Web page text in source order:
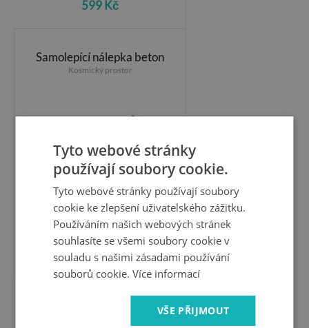
599 Kč
Samolepící nálepka beton
Kosmický prostor
599 Kč
Foto fotografie díra na zeď
Tyto webové stránky
používají soubory cookie.
Tyto webové stránky používají soubory
cookie ke zlepšení uživatelského zážitku.
Používáním našich webových stránek
souhlasíte se všemi soubory cookie v
souladu s našimi zásadami používání
souborů cookie.Více informací
VŠE PŘIJMOUT